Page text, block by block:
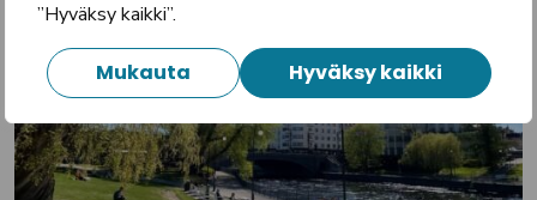
”Hyväksy kaikki”.
Mukauta Hyväksy kaikki